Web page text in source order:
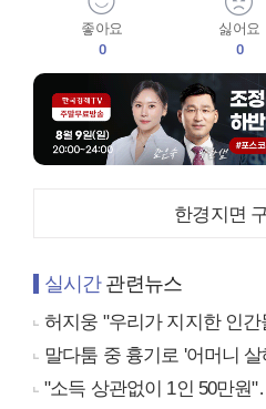
좋아요
0
싫어요
0
한경지면
실시간관련뉴스
허지웅 "우리가 지지한 인간들
말다툼 중 흉기로 '어머니
"소득 상관없이 1인 50만원